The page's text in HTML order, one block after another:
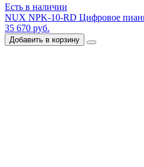
Есть в наличии
NUX NPK-10-RD Цифровое
35 670 руб.
Добавить в корзину